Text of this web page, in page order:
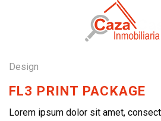
Design
FL3 PRINT PACKAGE
Lorem ipsum dolor sit amet,